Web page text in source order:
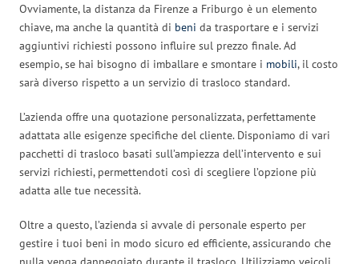
Ovviamente, la distanza da Firenze a Friburgo è un elemento
chiave, ma anche la quantità di beni da trasportare e i servizi
aggiuntivi richiesti possono influire sul prezzo finale. Ad
esempio, se hai bisogno di imballare e smontare i mobili, il costo
sarà diverso rispetto a un servizio di trasloco standard.
L’azienda offre una quotazione personalizzata, perfettamente
adattata alle esigenze specifiche del cliente. Disponiamo di vari
pacchetti di trasloco basati sull’ampiezza dell’intervento e sui
servizi richiesti, permettendoti così di scegliere l’opzione più
adatta alle tue necessità.
Oltre a questo, l’azienda si avvale di personale esperto per
gestire i tuoi beni in modo sicuro ed efficiente, assicurando che